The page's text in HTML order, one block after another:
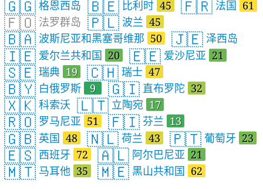
🇬🇬 格恩西岛 🇧🇪 比利时 45 🇫🇷 法国 61
🇫🇴 法罗群岛 🇵🇱 波兰 45
🇧🇦 波斯尼亚和黑塞哥维那 50 🇯🇪 泽西岛
🇮🇪 爱尔兰共和国 20 🇪🇪 爱沙尼亚 21
🇸🇪 瑞典 19 🇨🇭 瑞士 47
🇧🇾 白俄罗斯 9 🇬🇮 直布罗陀 32
🇽🇰 科索沃 🇱🇹 立陶宛 17
🇷🇴 罗马尼亚 51 🇫🇮 芬兰 13
🇬🇧 英国 48 🇳🇱 荷兰 43 🇵🇹 葡萄牙 23
🇪🇸 西班牙 72 🇦🇱 阿尔巴尼亚 21
🇲🇹 马耳他 35 🇲🇪 黑山共和国 62